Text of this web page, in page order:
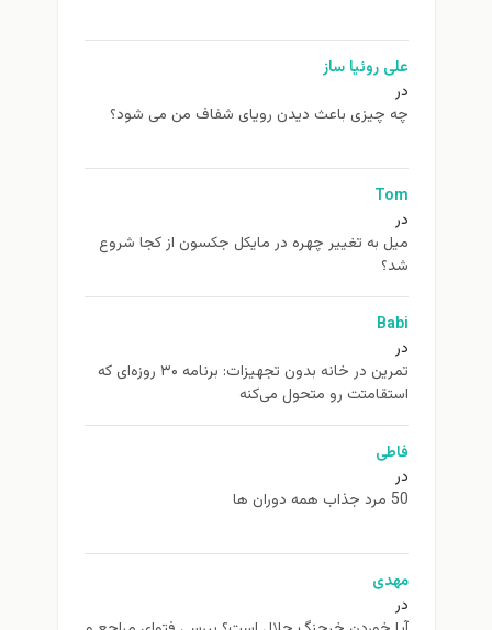
علی روئیا ساز
در
چه چیزی باعث دیدن رویای شفاف من می شود؟
Tom
در
ميل به تغيير چهره در مایکل جکسون از كجا شروع
شد؟
Babi
در
تمرین در خانه بدون تجهیزات: برنامه ۳۰ روزه‌ای که
استقامتت رو متحول می‌کنه
فاطی
در
50 مرد جذاب همه دوران ها
مهدی
در